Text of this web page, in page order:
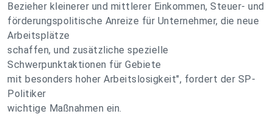
Bezieher kleinerer und mittlerer Einkommen, Steuer- und
förderungspolitische Anreize für Unternehmer, die neue
Arbeitsplätze
schaffen, und zusätzliche spezielle
Schwerpunktaktionen für Gebiete
mit besonders hoher Arbeitslosigkeit", fordert der SP-
Politiker
wichtige Maßnahmen ein.